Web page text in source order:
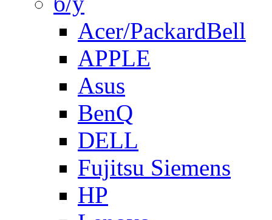
Acer/PackardBell
APPLE
Asus
BenQ
DELL
Fujitsu Siemens
HP